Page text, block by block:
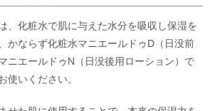
、化粧水で肌に与えた水分を吸収し保湿を
かならず化粧水マニエールドゥD（日没前
ニエールドゥN（日没後用ローション）で
使いください。